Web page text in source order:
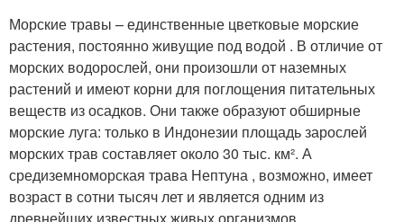
Морские травы – единственные цветковые морские
растения, постоянно живущие под водой . В отличие от
морских водорослей, они произошли от наземных
растений и имеют корни для поглощения питательных
веществ из осадков. Они также образуют обширные
морские луга: только в Индонезии площадь зарослей
морских трав составляет около 30 тыс. км². А
средиземноморская трава Нептуна , возможно, имеет
возраст в сотни тысяч лет и является одним из